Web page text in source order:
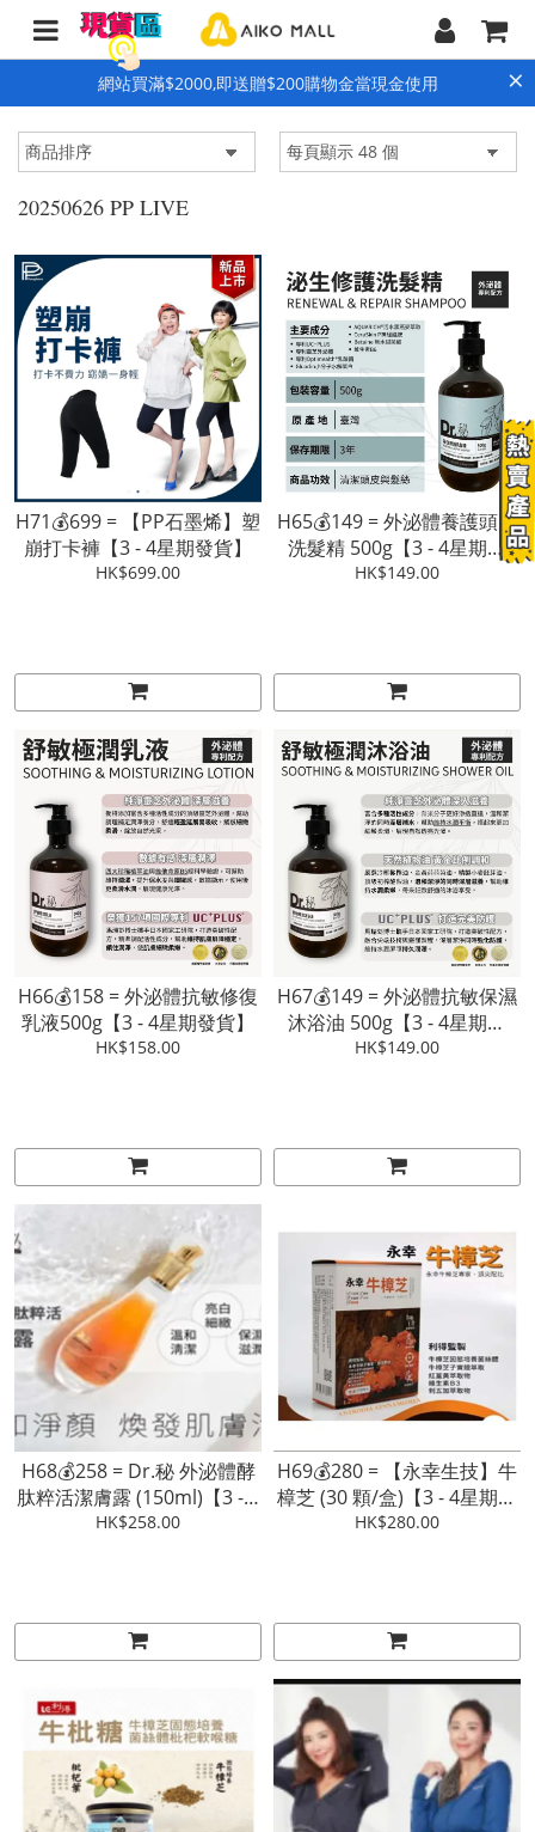
網站買滿$2000,即送贈$200購物金當現金使用 ×
20250626 PP LIVE
H71💰699 = 【PP石墨烯】塑
崩打卡褲【3 - 4星期發貨】
HK$699.00
H65💰149 = 外泌體養護頭皮
洗髮精 500g【3 - 4星期發
貨】
HK$149.00
H66💰158 = 外泌體抗敏修復
乳液500g【3 - 4星期發貨】
HK$158.00
H67💰149 = 外泌體抗敏保濕
沐浴油 500g【3 - 4星期發
貨】
HK$149.00
H68💰258 = Dr.秘 外泌體酵
肽粹活潔膚露 (150ml)【3 - 4
星期發貨】
HK$258.00
H69💰280 = 【永幸生技】牛
樟芝 (30 顆/盒)【3 - 4星期發
貨】
HK$280.00